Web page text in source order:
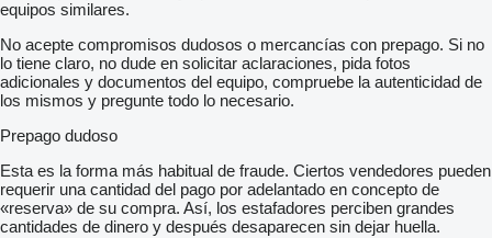
equipos similares.
No acepte compromisos dudosos o mercancías con prepago. Si no
lo tiene claro, no dude en solicitar aclaraciones, pida fotos
adicionales y documentos del equipo, compruebe la autenticidad de
los mismos y pregunte todo lo necesario.
Prepago dudoso
Esta es la forma más habitual de fraude. Ciertos vendedores pueden
requerir una cantidad del pago por adelantado en concepto de
«reserva» de su compra. Así, los estafadores perciben grandes
cantidades de dinero y después desaparecen sin dejar huella.